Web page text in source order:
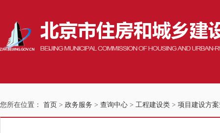
您所在位置： 首页 > 政务服务 > 查询中心 > 工程建设类 > 项目建设方